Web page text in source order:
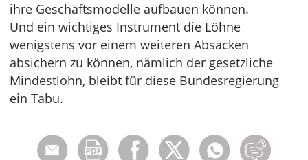
ihre Geschäftsmodelle aufbauen können.
Und ein wichtiges Instrument die Löhne
wenigstens vor einem weiteren Absacken
absichern zu können, nämlich der gesetzliche
Mindestlohn, bleibt für diese Bundesregierung
ein Tabu.